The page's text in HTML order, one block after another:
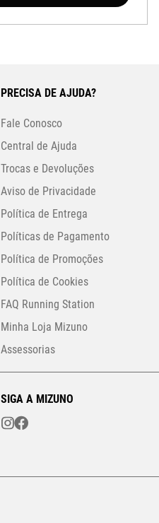
PRECISA DE AJUDA?
Fale Conosco
Central de Ajuda
Trocas e Devoluções
Aviso de Privacidade
Política de Entrega
Políticas de Pagamento
Política de Promoções
Política de Cookies
FAQ Running Station
Minha Loja Mizuno
Assessorias
SIGA A MIZUNO